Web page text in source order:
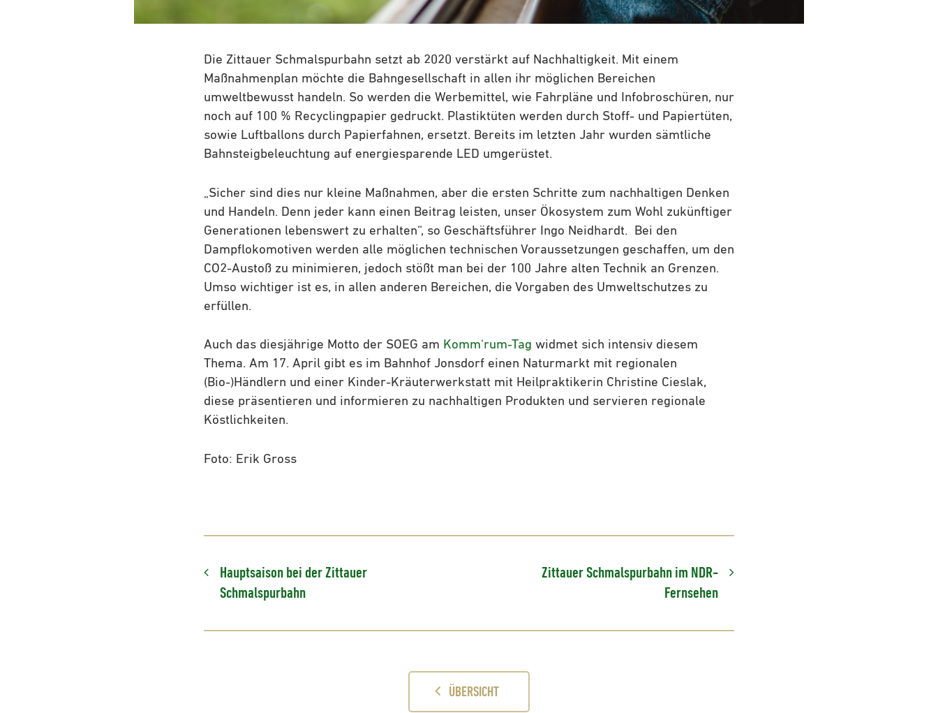
Die Zittauer Schmalspurbahn setzt ab 2020 verstärkt auf Nachhaltigkeit. Mit einem
Maßnahmenplan möchte die Bahngesellschaft in allen ihr möglichen Bereichen
umweltbewusst handeln. So werden die Werbemittel, wie Fahrpläne und Infobroschüren, nur
noch auf 100 % Recyclingpapier gedruckt. Plastiktüten werden durch Stoff- und Papiertüten,
sowie Luftballons durch Papierfahnen, ersetzt. Bereits im letzten Jahr wurden sämtliche
Bahnsteigbeleuchtung auf energiesparende LED umgerüstet.
„Sicher sind dies nur kleine Maßnahmen, aber die ersten Schritte zum nachhaltigen Denken
und Handeln. Denn jeder kann einen Beitrag leisten, unser Ökosystem zum Wohl zukünftiger
Generationen lebenswert zu erhalten“, so Geschäftsführer Ingo Neidhardt. Bei den
Dampflokomotiven werden alle möglichen technischen Voraussetzungen geschaffen, um den
CO2-Austoß zu minimieren, jedoch stößt man bei der 100 Jahre alten Technik an Grenzen.
Umso wichtiger ist es, in allen anderen Bereichen, die Vorgaben des Umweltschutzes zu
erfüllen.
Auch das diesjährige Motto der SOEG am Komm‘rum-Tag widmet sich intensiv diesem
Thema. Am 17. April gibt es im Bahnhof Jonsdorf einen Naturmarkt mit regionalen
(Bio-)Händlern und einer Kinder-Kräuterwerkstatt mit Heilpraktikerin Christine Cieslak,
diese präsentieren und informieren zu nachhaltigen Produkten und servieren regionale
Köstlichkeiten.
Foto: Erik Gross
Hauptsaison bei der Zittauer
Schmalspurbahn
Zittauer Schmalspurbahn im NDR-
Fernsehen
ÜBERSICHT